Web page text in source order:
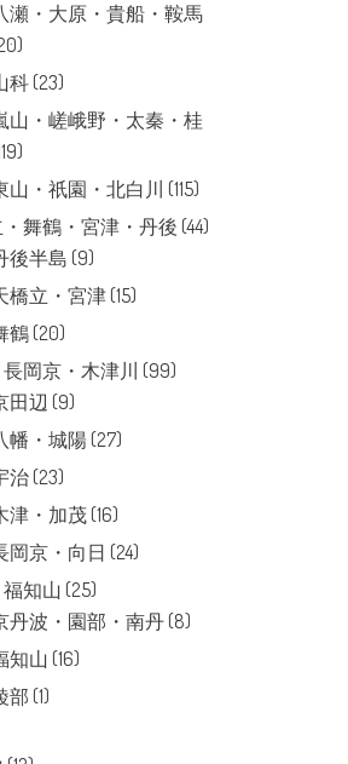
瀬・大原・貴船・鞍馬
科 (23)
山・嵯峨野・太秦・桂
山・祇園・北白川 (115)
舞鶴・宮津・丹後 (44)
後半島 (9)
橋立・宮津 (15)
鶴 (20)
岡京・木津川 (99)
田辺 (9)
幡・城陽 (27)
治 (23)
津・加茂 (16)
岡京・向日 (24)
知山 (25)
丹波・園部・南丹 (8)
知山 (16)
部 (1)